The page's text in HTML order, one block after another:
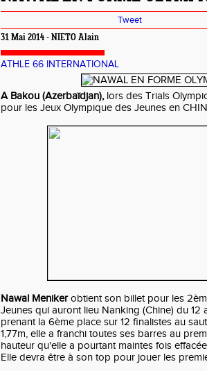
Tweet
31 Mai 2014 - NIETO Alain
ATHLE 66 INTERNATIONAL
A Bakou (Azerbaïdjan), lors des Trials
pour les Jeux Olympique des Jeunes en
Nawal Menikerobtient son billet pour les
Jeunes qui auront lieu Nanking (Chine) du
prenant la 6ème place sur 12 finalistes au
1,77m, elle a franchi toutes ses barres au
hauteur qu'elle a pourtant maintes fois
Elle devra être à son top pour jouer les